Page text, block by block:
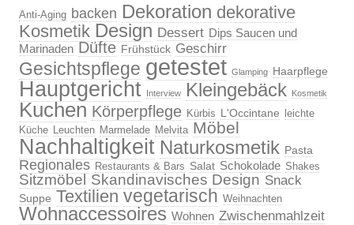
Anti-Aging backen Dekoration dekorative
Kosmetik Design Dessert Dips Saucen und
Marinaden Düfte Frühstück Geschirr
Gesichtspflege getestet Glamping Haarpflege
Hauptgericht Interview Kleingebäck Kosmetik
Kuchen Körperpflege Kürbis L'Occintane
leichte
Küche Leuchten Marmelade Melvita Möbel
Nachhaltigkeit Naturkosmetik Pasta
Regionales Restaurants & Bars Salat Schokolade Shakes
Sitzmöbel Skandinavisches Design Snack
Suppe Textilien vegetarisch Weihnachten
Wohnaccessoires Wohnen Zwischenmahlzeit